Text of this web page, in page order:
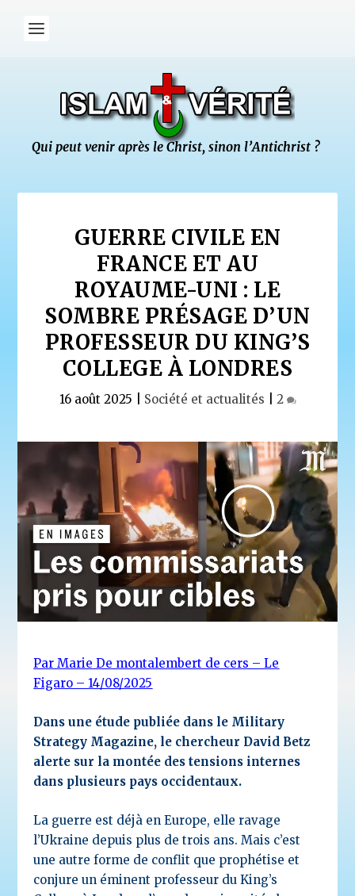
GUERRE CIVILE EN
FRANCE ET AU
ROYAUME-UNI : LE
SOMBRE PRÉSAGE D’UN
PROFESSEUR DU KING’S
COLLEGE À LONDRES
16 août 2025 Société et actualités 2
Par Marie De montalembert de cers – Le
Figaro – 14/08/2025
Dans une étude publiée dans le Military
Strategy Magazine, le chercheur David Betz
alerte sur la montée des tensions internes
dans plusieurs pays occidentaux.
La guerre est déjà en Europe, elle ravage
l’Ukraine depuis plus de trois ans. Mais c’est
une autre forme de conflit que prophétise et
conjure un éminent professeur du King’s